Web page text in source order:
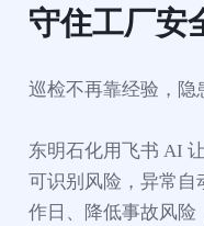
巡检不再靠经验，隐
东明石化用飞书 AI
可识别风险，异常自
作日、降低事故风